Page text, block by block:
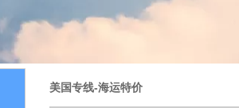
美国专线-海运特价